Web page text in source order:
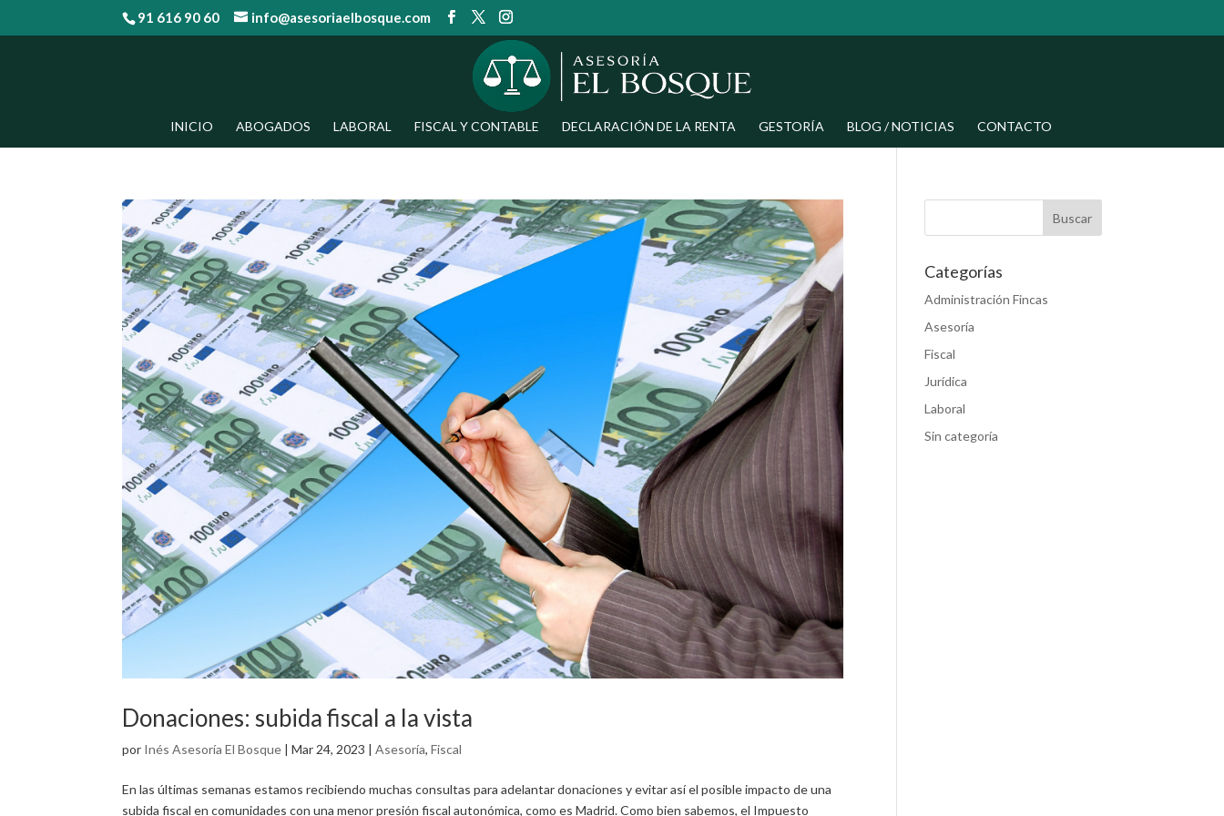
91 616 90 60 info@asesoriaelbosque.com
INICIO ABOGADOS LABORAL FISCAL Y CONTABLE DECLARACIÓN DE LA RENTA GESTORÍA BLOG / NOTICIAS CONTACTO
Donaciones: subida fiscal a la vista
por Inés Asesoría El Bosque |Mar 24, 2023 |Asesoría,Fiscal
En las últimas semanas estamos recibiendo muchas consultas para adelantar donaciones y evitar así el posible impacto de una
subida fiscal en comunidades con una menor presión fiscal autonómica, como es Madrid. Como bien sabemos, el Impuesto
Categorías
Administración Fincas
Asesoría
Fiscal
Jurídica
Laboral
Sin categoría